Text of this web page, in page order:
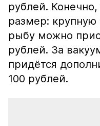
рублей.
размер:
рыбу можно
рублей. За
придётся
100 рублей.